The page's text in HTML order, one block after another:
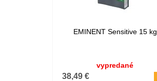
EMINENT Sensitive 15 kg
vypredané
38,49 €